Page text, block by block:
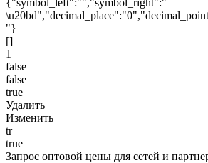
"}
[]
1
false
false
true
Удалить
Изменить
tr
true
Запрос оптовой цены для сетей и